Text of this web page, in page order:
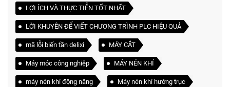
LỢI ÍCH VÀ THỰC TIỄN TỐT NHẤT
LỜI KHUYÊN ĐỂ VIẾT CHƯƠNG TRÌNH PLC HIỆU QUẢ
mã lỗi biến tần delixi MÁY CẮT
Máy móc công nghiệp MÁY NÉN KHÍ
máy nén khí động năng Máy nén khí hướng trục